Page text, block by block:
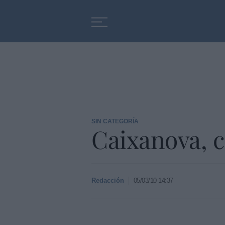
SIN CATEGORÍA
Caixanova,
Redacción 05/03/10 14:37